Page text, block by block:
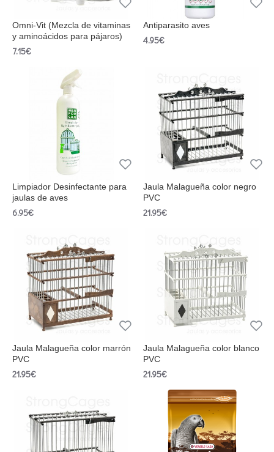
Omni-Vit (Mezcla de vitaminas
y aminoácidos para pájaros)
7.15€
Antiparasito aves
4.95€
Limpiador Desinfectante para
jaulas de aves
6.95€
Jaula Malagueña color negro
PVC
21.95€
Jaula Malagueña color marrón
PVC
21.95€
Jaula Malagueña color blanco
PVC
21.95€